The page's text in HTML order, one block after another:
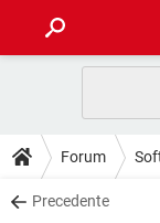
INTRATTENIMENTO
iOS
GUIDE
COVID-19
DOWNLOAD
Forum
Precedente